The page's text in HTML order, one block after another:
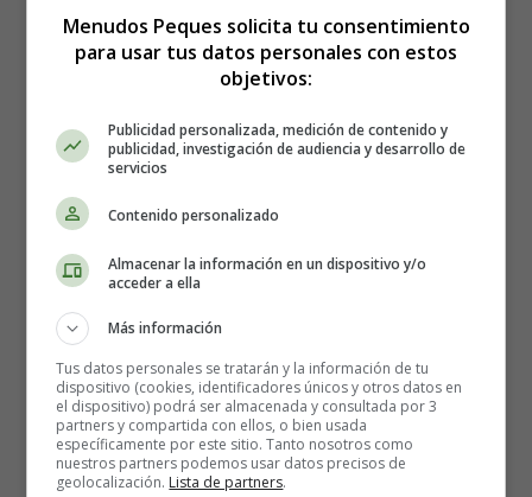
Cómo hacer Bizcocho de pasas y
nueces
Los ingredientes que necesitas son:
Menudos Peques solicita tu consentimiento
para usar tus datos personales con estos
objetivos:
Publicidad personalizada, medición de contenido y
publicidad, investigación de audiencia y desarrollo de
servicios
Contenido personalizado
Almacenar la información en un dispositivo y/o
acceder a ella
Más información
Tus datos personales se tratarán y la información de tu
dispositivo (cookies, identificadores únicos y otros datos en
el dispositivo) podrá ser almacenada y consultada por 3
partners y compartida con ellos, o bien usada
específicamente por este sitio. Tanto nosotros como
nuestros partners podemos usar datos precisos de
geolocalización. Lista de partners.